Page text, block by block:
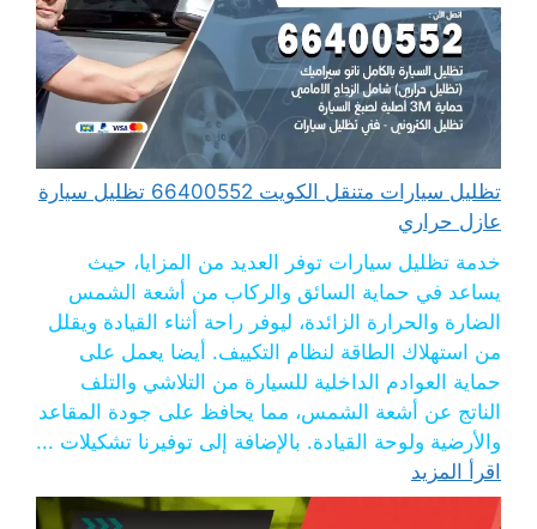
تظليل سيارات متنقل الكويت 66400552 تظليل سيارة
عازل حراري
خدمة تظليل سيارات توفر العديد من المزايا، حيث
يساعد في حماية السائق والركاب من أشعة الشمس
الضارة والحرارة الزائدة، ليوفر راحة أثناء القيادة ويقلل
من استهلاك الطاقة لنظام التكييف. أيضا يعمل على
حماية العوادم الداخلية للسيارة من التلاشي والتلف
الناتج عن أشعة الشمس، مما يحافظ على جودة المقاعد
والأرضية ولوحة القيادة. بالإضافة إلى توفيرنا تشكيلات ...
اقرأ المزيد